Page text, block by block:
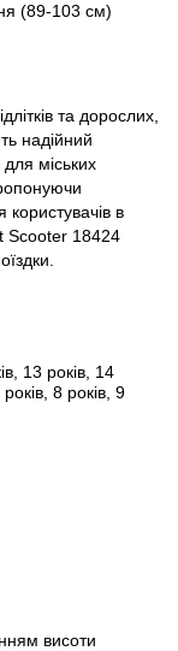
(89-103 см)
та дорослих,
надійний
для міських
в
Scooter 18424
13 років, 14
8 років, 9
висоти